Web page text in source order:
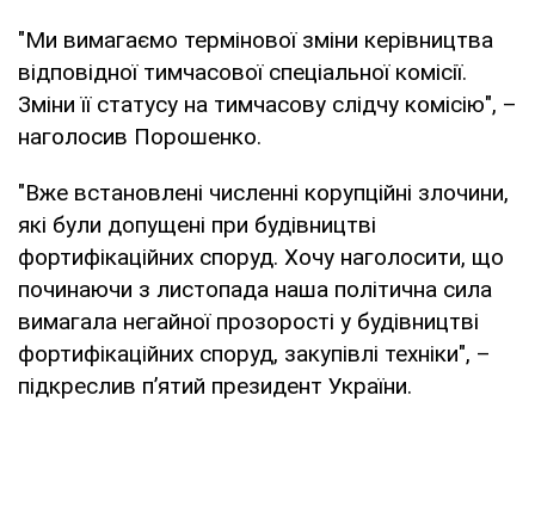
"Ми вимагаємо термінової зміни керівництва
відповідної тимчасової спеціальної комісії.
Зміни її статусу на тимчасову слідчу комісію", –
наголосив Порошенко.
"Вже встановлені численні корупційні злочини,
які були допущені при будівництві
фортифікаційних споруд. Хочу наголосити, що
починаючи з листопада наша політична сила
вимагала негайної прозорості у будівництві
фортифікаційних споруд, закупівлі техніки", –
підкреслив п’ятий президент України.